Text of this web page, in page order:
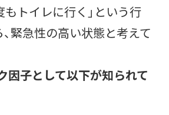
もトイレに行く」という行
緊急性の高い状態と考えて
因子として以下が知られて